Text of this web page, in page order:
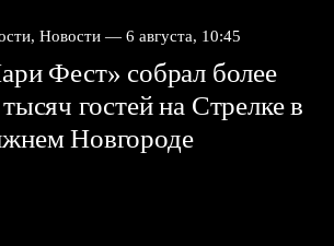
Новости — 6 августа, 10:45
Фест» собрал более
гостей на Стрелке в
Новгороде